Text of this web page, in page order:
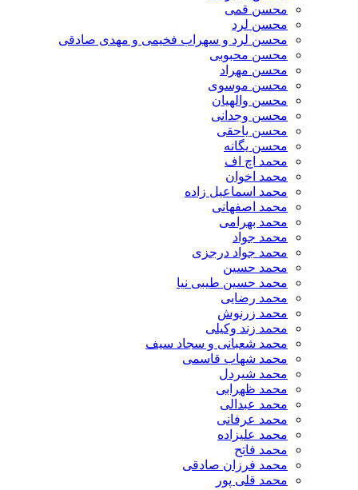
محسن قمی
محسن لرد
محسن لرد و سهراب فخیمی و مهدی صادقی
محسن محبوبی
محسن مهراد
محسن موسوی
محسن والهیان
محسن وجدانی
محسن یاحقی
محسن یگانه
محمد اچ اف
محمد اخوان
محمد اسماعیل زاده
محمد اصفهانی
محمد بهرامی
محمد جواد
محمد جواد درجزی
محمد حسین
محمد حسین طیبی نیا
محمد رضایی
محمد زرنوش
محمد زند وکیلی
محمد شعبانی و سجاد سیف
محمد شهاب قاسمی
​محمد شیردل
محمد ظهرابی
محمد عبدالی
محمد عرفانی
محمد علیزاده
محمد فاتح
محمد فرزان صادقی
محمد قلی پور